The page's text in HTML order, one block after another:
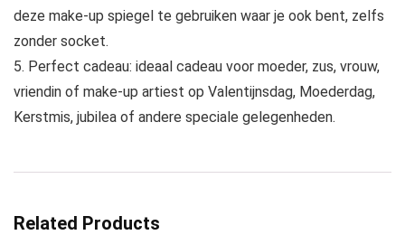
deze make-up spiegel te gebruiken waar je ook bent, zelfs
zonder socket.
5. Perfect cadeau: ideaal cadeau voor moeder, zus, vrouw,
vriendin of make-up artiest op Valentijnsdag, Moederdag,
Kerstmis, jubilea of andere speciale gelegenheden.
Related Products